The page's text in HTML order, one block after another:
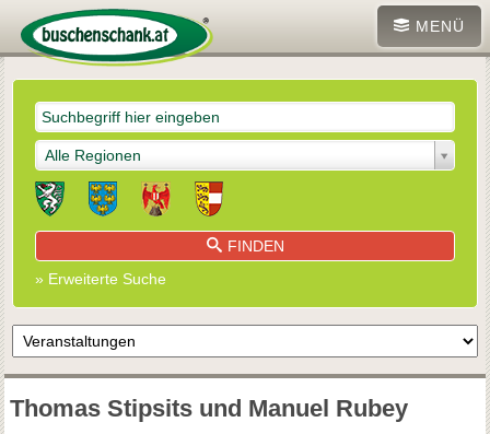
MENÜ
Alle Regionen
FINDEN
» Erweiterte Suche
Thomas Stipsits und Manuel Rubey